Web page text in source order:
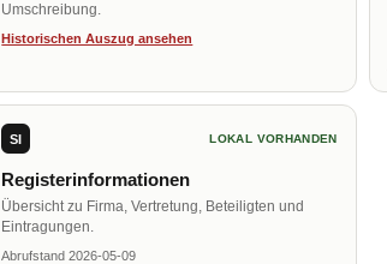
Umschreibung.
Historischen Auszug ansehen
SI LOKAL VORHANDEN
Registerinformationen
Übersicht zu Firma, Vertretung, Beteiligten und
Eintragungen.
Abrufstand 2026-05-09